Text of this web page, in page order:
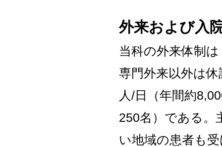
外来および入
当科の外来体制
専門外来以外は
人/日（年間約
250名）である。
い地域の患者も